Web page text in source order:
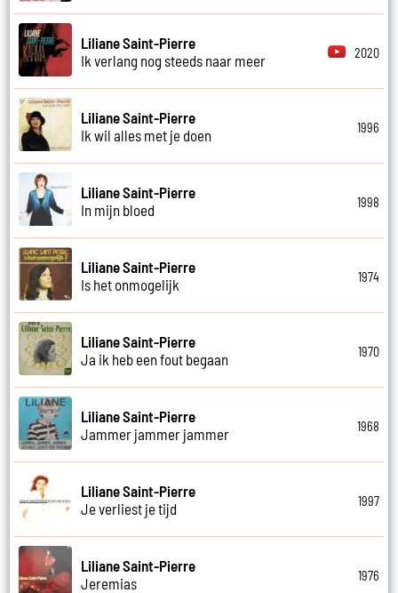
Liliane Saint-Pierre
Ik verlang nog steeds naar meer
2020
Liliane Saint-Pierre
Ik wil alles met je doen
1996
Liliane Saint-Pierre
In mijn bloed
1998
Liliane Saint-Pierre
Is het onmogelijk
1974
Liliane Saint-Pierre
Ja ik heb een fout begaan
1970
Liliane Saint-Pierre
Jammer jammer jammer
1968
Liliane Saint-Pierre
Je verliest je tijd
1997
Liliane Saint-Pierre
Jeremias
1976